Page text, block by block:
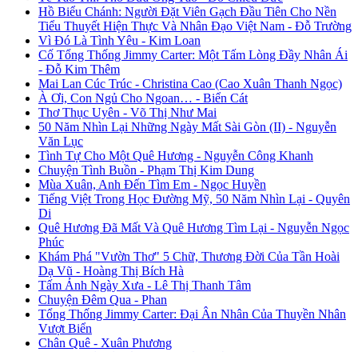
Hồ Biểu Chánh: Người Đặt Viên Gạch Đầu Tiên Cho Nền
Tiểu Thuyết Hiện Thực Và Nhân Đạo Việt Nam - Đỗ Trường
Vì Đó Là Tình Yêu - Kim Loan
Cố Tổng Thống Jimmy Carter: Một Tấm Lòng Đầy Nhân Ái
- Đỗ Kim Thêm
Mai Lan Cúc Trúc - Christina Cao (Cao Xuân Thanh Ngọc)
À Ơi, Con Ngủ Cho Ngoan… - Biển Cát
Thơ Thục Uyên - Võ Thị Như Mai
50 Năm Nhìn Lại Những Ngày Mất Sài Gòn (II) - Nguyễn
Văn Lục
Tình Tự Cho Một Quê Hương - Nguyễn Công Khanh
Chuyện Tình Buồn - Phạm Thị Kim Dung
Mùa Xuân, Anh Đến Tìm Em - Ngọc Huyền
Tiếng Việt Trong Học Đường Mỹ, 50 Năm Nhìn Lại - Quyên
Di
Quê Hương Đã Mất Và Quê Hương Tìm Lại - Nguyễn Ngọc
Phúc
Khám Phá "Vườn Thơ" 5 Chữ, Thương Đời Của Tần Hoài
Dạ Vũ - Hoàng Thị Bích Hà
Tấm Ảnh Ngày Xưa - Lê Thị Thanh Tâm
Chuyện Đêm Qua - Phan
Tổng Thống Jimmy Carter: Đại Ân Nhân Của Thuyền Nhân
Vượt Biển
Chân Quê - Xuân Phương